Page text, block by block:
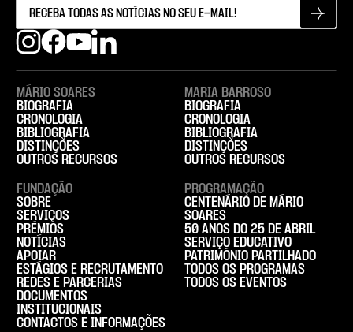
MÁRIO SOARES
BIOGRAFIA
CRONOLOGIA
BIBLIOGRAFIA
DISTINÇÕES
OUTROS RECURSOS
MARIA BARROSO
BIOGRAFIA
CRONOLOGIA
BIBLIOGRAFIA
DISTINÇÕES
OUTROS RECURSOS
FUNDAÇÃO
SOBRE
SERVIÇOS
PRÉMIOS
NOTÍCIAS
APOIAR
ESTÁGIOS E RECRUTAMENTO
REDES E PARCERIAS
DOCUMENTOS
INSTITUCIONAIS
CONTACTOS E INFORMAÇÕES
PROGRAMAÇÃO
CENTENÁRIO DE MÁRIO
SOARES
50 ANOS DO 25 DE ABRIL
SERVIÇO EDUCATIVO
PATRIMÓNIO PARTILHADO
TODOS OS PROGRAMAS
TODOS OS EVENTOS